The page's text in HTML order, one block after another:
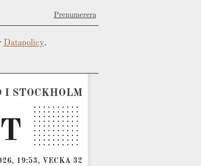
Prenumerera
Datapolicy.
I STOCKHOLM
19:53, VECKA 32